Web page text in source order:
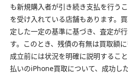
も新規購入者が引き続き支払を行う
を受け入れている店舗もあります。
定した一定の基準に基づき、査定が
す。このとき、残債の有無は買取額
成立前には状況を明確に説明するこ
払いのiPhone買取について、成功し